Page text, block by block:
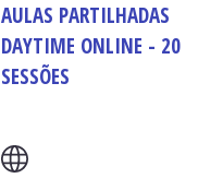
AULAS PARTILHADAS
DAYTIME ONLINE - 20
SESSÕES